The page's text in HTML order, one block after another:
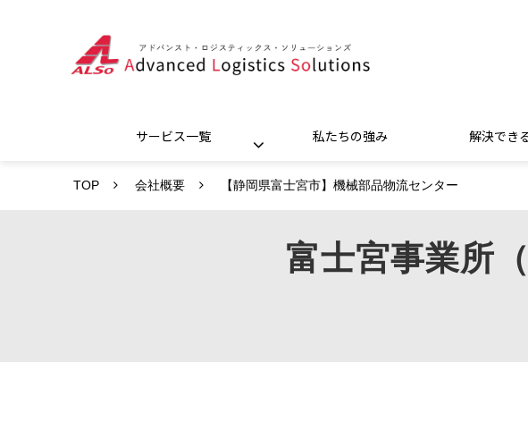
サービス一覧 私たちの強み 解決でき
TOP 会社概要 【静岡県富士宮市】機械部品物流センター
富士宮事業所